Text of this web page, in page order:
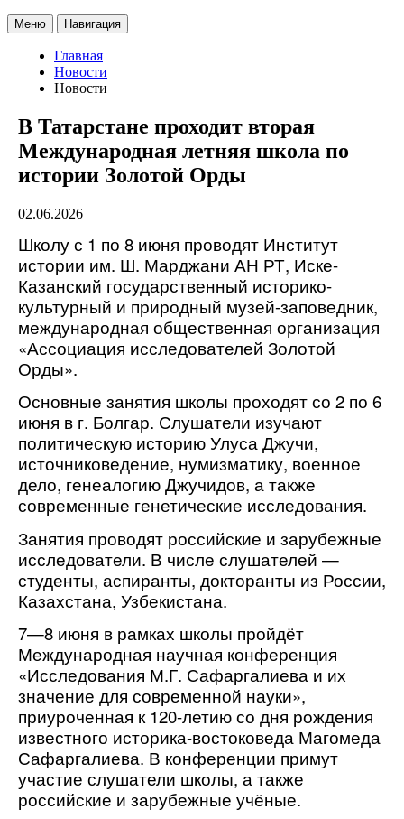
Меню Навигация
Главная
Новости
Новости
В Татарстане проходит вторая
Международная летняя школа по
истории Золотой Орды
02.06.2026
Школу с 1 по 8 июня проводят Институт
истории им. Ш. Марджани АН РТ, Иске-
Казанский государственный историко-
культурный и природный музей-заповедник,
международная общественная организация
«Ассоциация исследователей Золотой
Орды».
Основные занятия школы проходят со 2 по 6
июня в г. Болгар. Слушатели изучают
политическую историю Улуса Джучи,
источниковедение, нумизматику, военное
дело, генеалогию Джучидов, а также
современные генетические исследования.
Занятия проводят российские и зарубежные
исследователи. В числе слушателей —
студенты, аспиранты, докторанты из России,
Казахстана, Узбекистана.
7—8 июня в рамках школы пройдёт
Международная научная конференция
«Исследования М.Г. Сафаргалиева и их
значение для современной науки»,
приуроченная к 120-летию со дня рождения
известного историка-востоковеда Магомеда
Сафаргалиева. В конференции примут
участие слушатели школы, а также
российские и зарубежные учёные.